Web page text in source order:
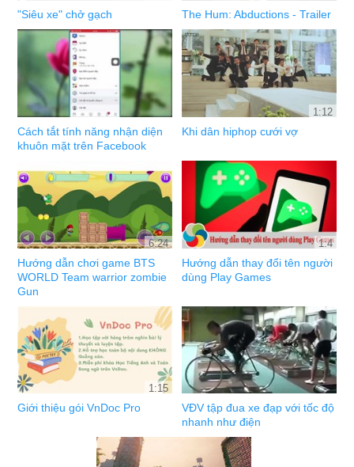
"Siêu xe" chở gạch The Hum: Abductions - Trailer
Cách tắt tính năng nhận diện
khuôn mặt trên Facebook
1:12
Khi dân hiphop cưới vợ
6:24
Hướng dẫn chơi game BTS
WORLD Team warrior zombie
Gun
1:4
Hướng dẫn thay đổi tên người
dùng Play Games
1:15
Giới thiệu gói VnDoc Pro
VĐV tập đua xe đạp với tốc độ
nhanh như điện